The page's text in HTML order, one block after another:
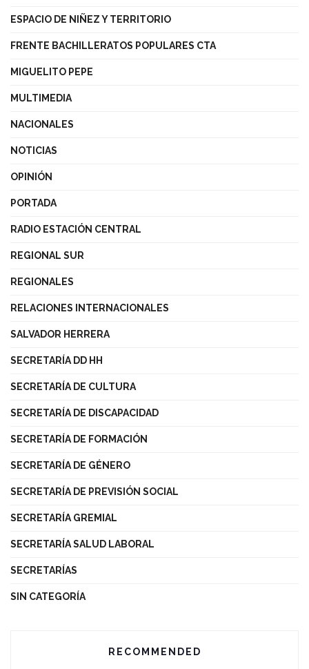
ESPACIO DE NIÑEZ Y TERRITORIO
FRENTE BACHILLERATOS POPULARES CTA
MIGUELITO PEPE
MULTIMEDIA
NACIONALES
NOTICIAS
OPINIÓN
PORTADA
RADIO ESTACIÓN CENTRAL
REGIONAL SUR
REGIONALES
RELACIONES INTERNACIONALES
SALVADOR HERRERA
SECRETARÍA DD HH
SECRETARÍA DE CULTURA
SECRETARÍA DE DISCAPACIDAD
SECRETARÍA DE FORMACIÓN
SECRETARÍA DE GÉNERO
SECRETARÍA DE PREVISIÓN SOCIAL
SECRETARÍA GREMIAL
SECRETARÍA SALUD LABORAL
SECRETARÍAS
SIN CATEGORÍA
RECOMMENDED